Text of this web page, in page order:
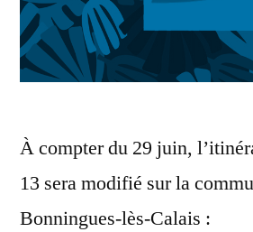
À compter du 29 juin,
13 sera modifié sur la
Bonningues-lès-Calais :